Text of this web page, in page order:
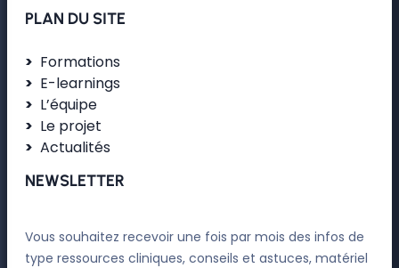
PLAN DU SITE
Formations
E-learnings
L’équipe
Le projet
Actualités
NEWSLETTER
Vous souhaitez recevoir une fois par mois des infos de
type ressources cliniques, conseils et astuces, matériel